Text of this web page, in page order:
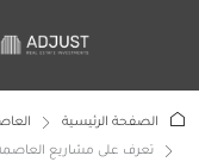
الصفحة الرئيسية
العاصمة
تعرف على مشاريع العاصمة